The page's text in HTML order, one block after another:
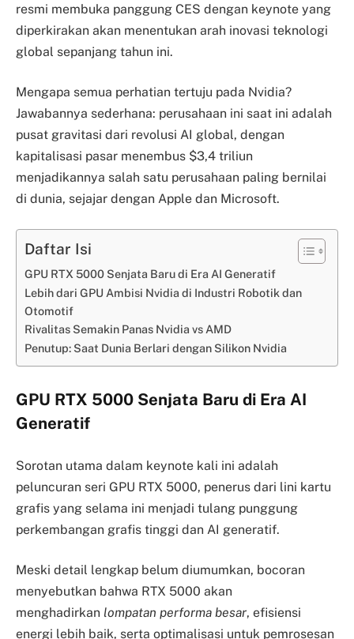
resmi membuka panggung CES dengan keynote yang
diperkirakan akan menentukan arah inovasi teknologi
global sepanjang tahun ini.
Mengapa semua perhatian tertuju pada Nvidia?
Jawabannya sederhana: perusahaan ini saat ini adalah
pusat gravitasi dari revolusi AI global, dengan
kapitalisasi pasar menembus $3,4 triliun
menjadikannya salah satu perusahaan paling bernilai
di dunia, sejajar dengan Apple dan Microsoft.
Daftar Isi
GPU RTX 5000 Senjata Baru di Era AI Generatif
Lebih dari GPU Ambisi Nvidia di Industri Robotik dan
Otomotif
Rivalitas Semakin Panas Nvidia vs AMD
Penutup: Saat Dunia Berlari dengan Silikon Nvidia
GPU RTX 5000 Senjata Baru di Era AI
Generatif
Sorotan utama dalam keynote kali ini adalah
peluncuran seri GPU RTX 5000, penerus dari lini kartu
grafis yang selama ini menjadi tulang punggung
perkembangan grafis tinggi dan AI generatif.
Meski detail lengkap belum diumumkan, bocoran
menyebutkan bahwa RTX 5000 akan
menghadirkan lompatan performa besar, efisiensi
energi lebih baik, serta optimalisasi untuk pemrosesan